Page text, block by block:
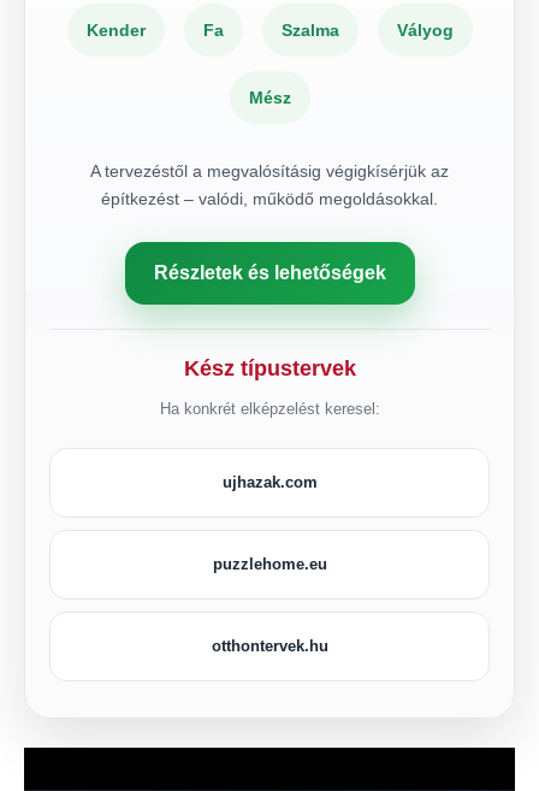
Kender Fa Szalma Vályog
Mész
A tervezéstől a megvalósításig végigkísérjük az
építkezést – valódi, működő megoldásokkal.
Részletek és lehetőségek
Kész típustervek
Ha konkrét elképzelést keresel:
ujhazak.com
puzzlehome.eu
otthontervek.hu